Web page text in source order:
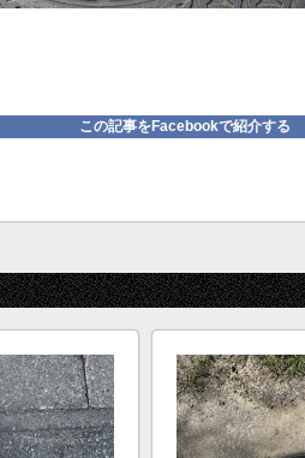
この記事をFacebookで紹介する